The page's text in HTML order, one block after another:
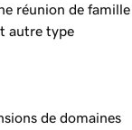
réunion de famille
autre type
de domaines